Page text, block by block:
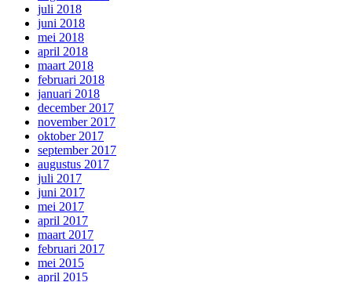
juli 2018
juni 2018
mei 2018
april 2018
maart 2018
februari 2018
januari 2018
december 2017
november 2017
oktober 2017
september 2017
augustus 2017
juli 2017
juni 2017
mei 2017
april 2017
maart 2017
februari 2017
mei 2015
april 2015